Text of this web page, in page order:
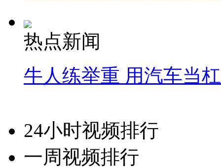
热点新闻
牛人练举重 用汽车当
24小时视频排行
一周视频排行